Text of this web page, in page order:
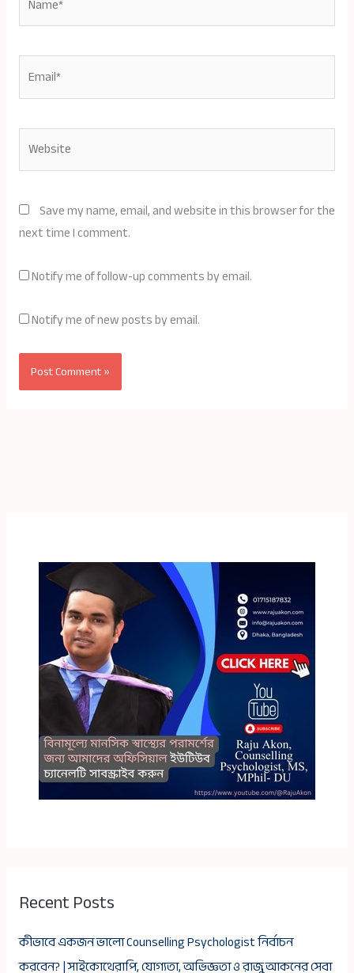
Save my name, email, and website in this browser for the
next time I comment.
Notify me of follow-up comments by email.
Notify me of new posts by email.
Recent Posts
কীভাবে একজন ভালো Counselling Psychologist নির্বাচন
করবেন? | সাইকোথেরাপি, যোগ্যতা, অভিজ্ঞতা ও রাজু আকনের সেবা